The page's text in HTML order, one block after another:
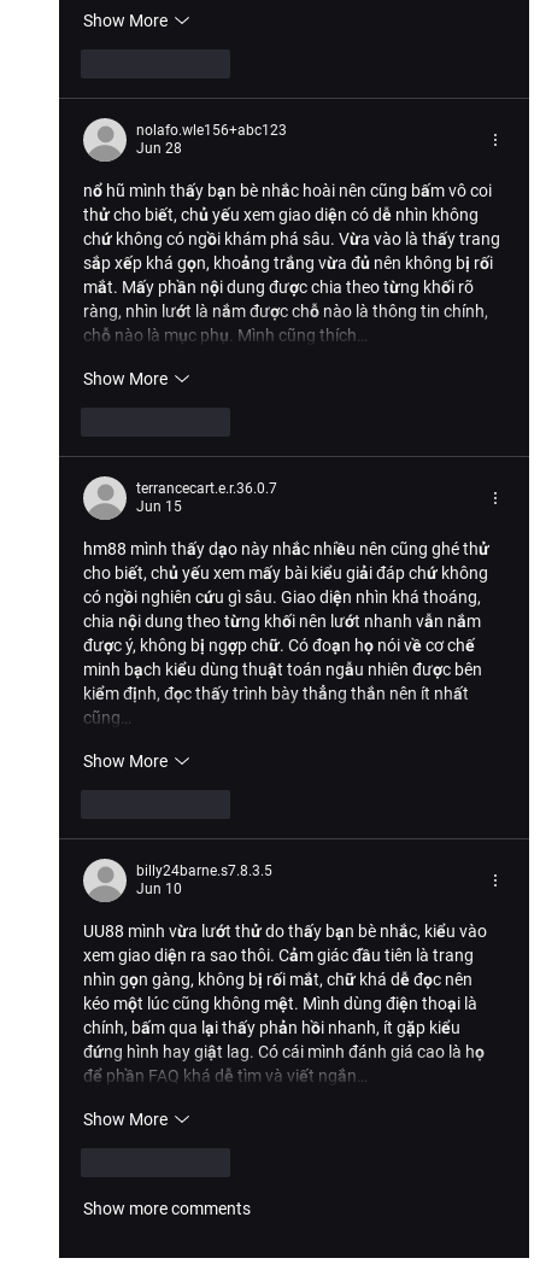
Show More
nolafo.wle156+abc123
Jun 28
nổ hũ mình thấy bạn bè nhắc hoài nên cũng bấm vô coi
thử cho biết, chủ yếu xem giao diện có dễ nhìn không
chứ không có ngồi khám phá sâu. Vừa vào là thấy trang
sắp xếp khá gọn, khoảng trắng vừa đủ nên không bị rối
mắt. Mấy phần nội dung được chia theo từng khối rõ
ràng, nhìn lướt là nắm được chỗ nào là thông tin chính,
chỗ nào là mục phụ. Mình cũng thích…
Show More
terrancecart.e.r.36.0.7
Jun 15
hm88 mình thấy dạo này nhắc nhiều nên cũng ghé thử
cho biết, chủ yếu xem mấy bài kiểu giải đáp chứ không
có ngồi nghiên cứu gì sâu. Giao diện nhìn khá thoáng,
chia nội dung theo từng khối nên lướt nhanh vẫn nắm
được ý, không bị ngợp chữ. Có đoạn họ nói về cơ chế
minh bạch kiểu dùng thuật toán ngẫu nhiên được bên
kiểm định, đọc thấy trình bày thẳng thắn nên ít nhất
cũng…
Show More
billy24barne.s7.8.3.5
Jun 10
UU88 mình vừa lướt thử do thấy bạn bè nhắc, kiểu vào
xem giao diện ra sao thôi. Cảm giác đầu tiên là trang
nhìn gọn gàng, không bị rối mắt, chữ khá dễ đọc nên
kéo một lúc cũng không mệt. Mình dùng điện thoại là
chính, bấm qua lại thấy phản hồi nhanh, ít gặp kiểu
đứng hình hay giật lag. Có cái mình đánh giá cao là họ
để phần FAQ khá dễ tìm và viết ngắn…
Show More
Show more comments